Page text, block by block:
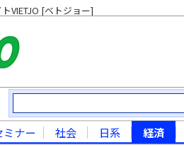
VIETJO [ベトジョー]
ミナー 社会 日系 経済